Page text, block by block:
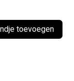
toevoegen